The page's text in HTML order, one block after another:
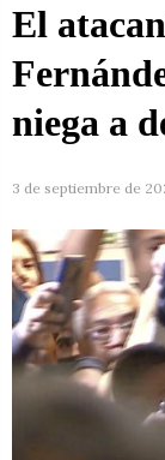
El
niega a
3 de septiembre de